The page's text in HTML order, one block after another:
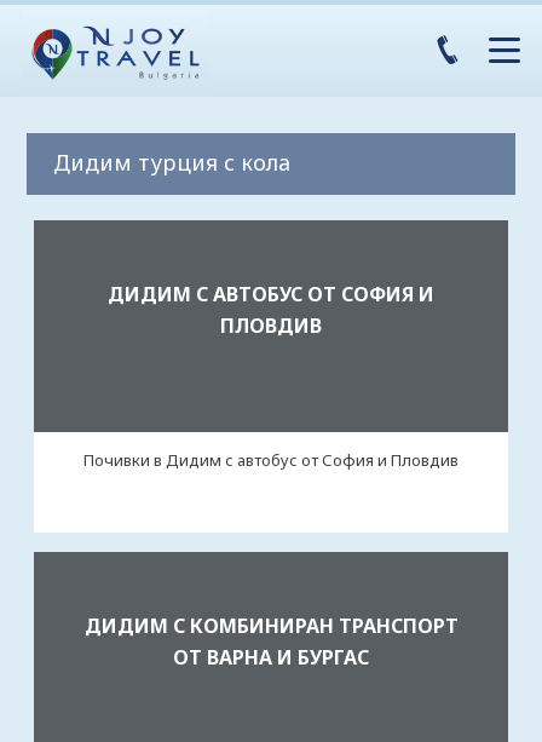
Дидим турция с кола
ДИДИМ С АВТОБУС ОТ СОФИЯ И
ПЛОВДИВ
Почивки в Дидим с автобус от София и Пловдив
ДИДИМ С КОМБИНИРАН ТРАНСПОРТ
ОТ ВАРНА И БУРГАС